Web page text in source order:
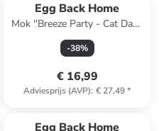
Egg Back Home
Mok ''Breeze Party - Cat Dad''
lichtblauw - 450 ml
-38%
€ 16,99
Adviesprijs (AVP): € 27,49*
Egg Back Home